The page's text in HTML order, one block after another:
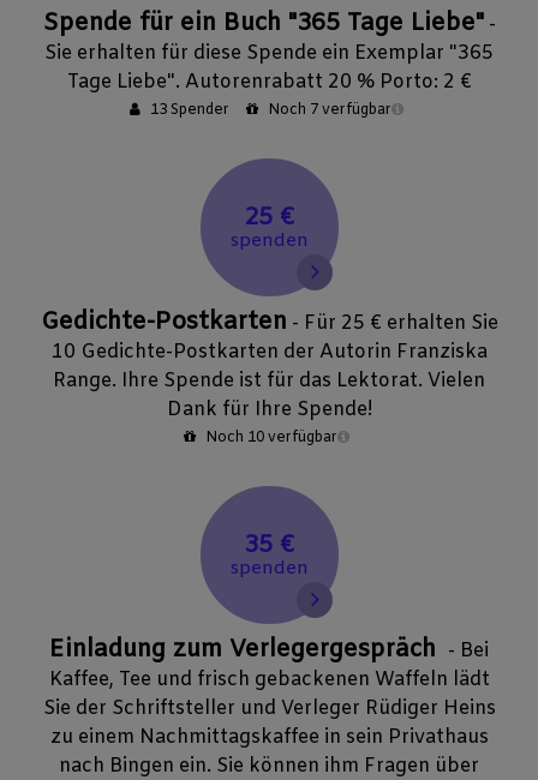
Spende für ein Buch "365 Tage Liebe"-
Sie erhalten für diese Spende ein Exemplar "365
Tage Liebe". Autorenrabatt 20 % Porto: 2 €
13 Spender Noch 7 verfügbar
25 €
spenden
Gedichte-Postkarten - Für 25 € erhalten Sie
10 Gedichte-Postkarten der Autorin Franziska
Range. Ihre Spende ist für das Lektorat. Vielen
Dank für Ihre Spende!
Noch 10 verfügbar
35 €
spenden
Einladung zum Verlegergespräch - Bei
Kaffee, Tee und frisch gebackenen Waffeln lädt
Sie der Schriftsteller und Verleger Rüdiger Heins
zu einem Nachmittagskaffee in sein Privathaus
nach Bingen ein. Sie können ihm Fragen über